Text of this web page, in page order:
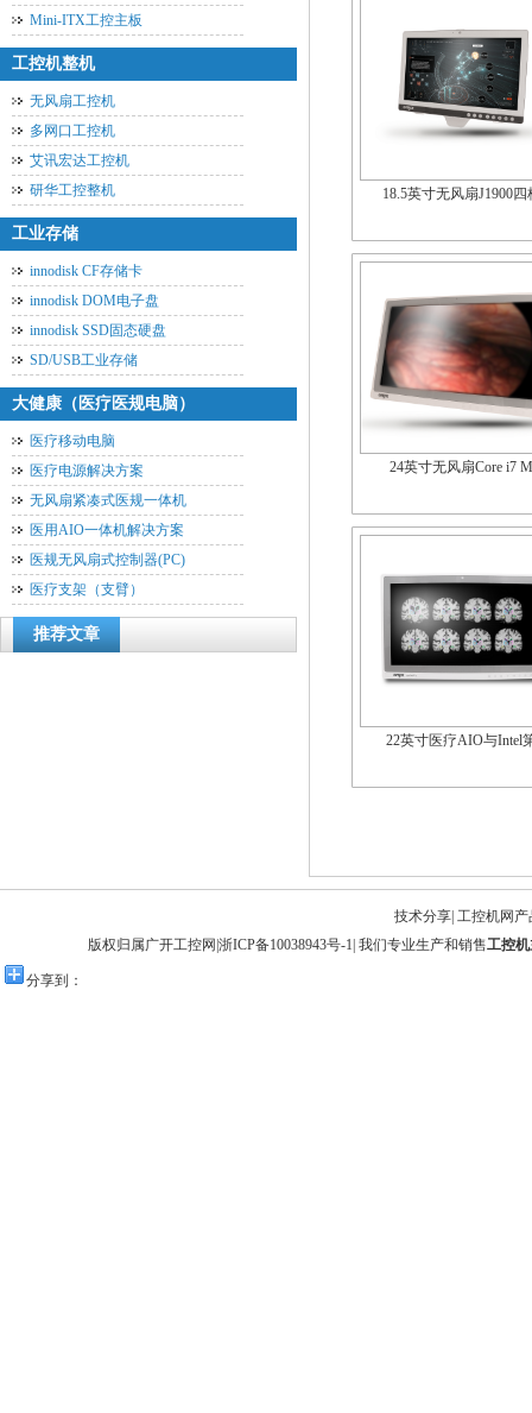
Mini-ITX工控主板
工控机整机
无风扇工控机
多网口工控机
艾讯宏达工控机
研华工控整机
工业存储
innodisk CF存储卡
innodisk DOM电子盘
innodisk SSD固态硬盘
SD/USB工业存储
大健康（医疗医规电脑）
医疗移动电脑
医疗电源解决方案
无风扇紧凑式医规一体机
医用AIO一体机解决方案
医规无风扇式控制器(PC)
医疗支架（支臂）
推荐文章
18.5英寸无风扇J1900四
24英寸无风扇Core i7 M
22英寸医疗AIO与Intel
技术分享| 工控机网产
版权归属广开工控网| 浙ICP备10038943号-1 | 我们专业生产和销售工控
分享到：